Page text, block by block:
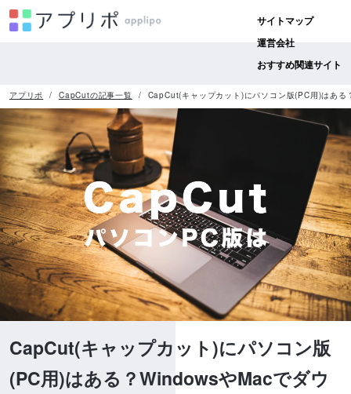
サイトマップ
運営会社
おすすめ関連サイト
アプリポ CapCutの記事一覧 CapCut(キャップカット)にパソコン版(PC用)はあ
CapCut(キャップカット)にパソコン版
(PC用)はある？WindowsやMacでダウ